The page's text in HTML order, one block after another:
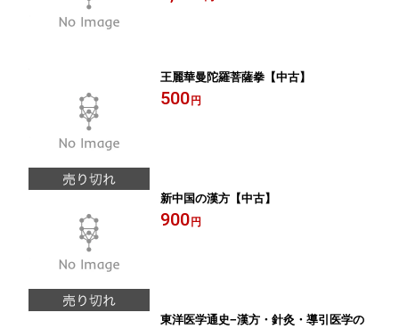
王麗華曼陀羅菩薩拳【中古】
500 円
新中国の漢方【中古】
900 円
東洋医学通史−漢方・針灸・導引医学の